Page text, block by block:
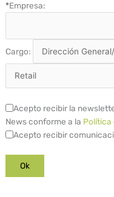
*Empresa:
Cargo:
Acepto recibir la
News conforme a la Política
Acepto recibir